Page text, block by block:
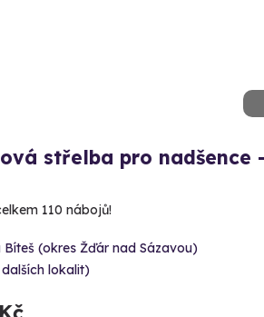
střelba pro nadšence
110 nábojů!
Bíteš (okres Žďár nad Sázavou)
lokalit)